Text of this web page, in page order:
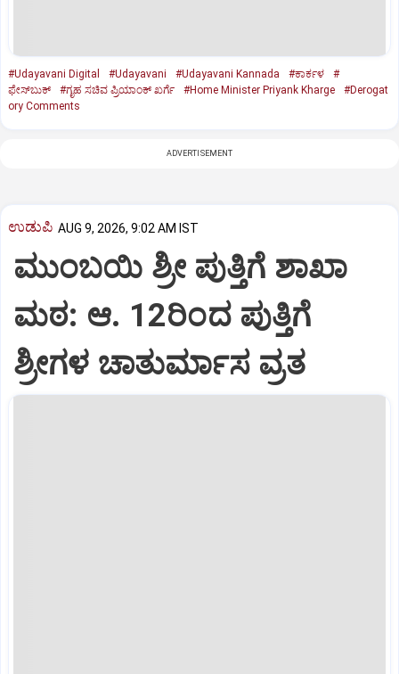
#Udayavani Digital #Udayavani #Udayavani Kannada #ಕಾರ್ಕಳ
#
ಫೇಸ್‌ಬುಕ್‌
#ಗೃಹ ಸಚಿವ ಪ್ರಿಯಾಂಕ್‌ ಖರ್ಗೆ #Home Minister Priyank Kharge
#Derogat
ory Comments
ADVERTISEMENT
ಉಡುಪಿ AUG 9, 2026, 9:02 AM IST
ಮುಂಬಯಿ ಶ್ರೀ ಪುತ್ತಿಗೆ ಶಾಖಾ
ಮಠ: ಆ. 12ರಿಂದ ಪುತ್ತಿಗೆ
ಶ್ರೀಗಳ ಚಾತುರ್ಮಾಸ ವ್ರತ